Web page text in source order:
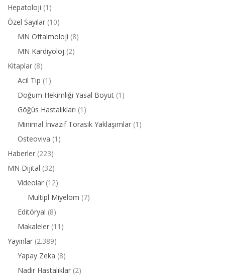
Hepatoloji (1)
Özel Sayılar (10)
MN Oftalmoloji (8)
MN Kardiyoloj (2)
Kitaplar (8)
Acil Tıp (1)
Doğum Hekimliği Yasal Boyut (1)
Göğüs Hastalıkları (1)
Minimal İnvazif Torasik Yaklaşımlar (1)
Osteoviva (1)
Haberler (223)
MN Dijital (32)
Videolar (12)
Multipl Miyelom (7)
Editöryal (8)
Makaleler (11)
Yayınlar (2.389)
Yapay Zeka (8)
Nadir Hastalıklar (2)